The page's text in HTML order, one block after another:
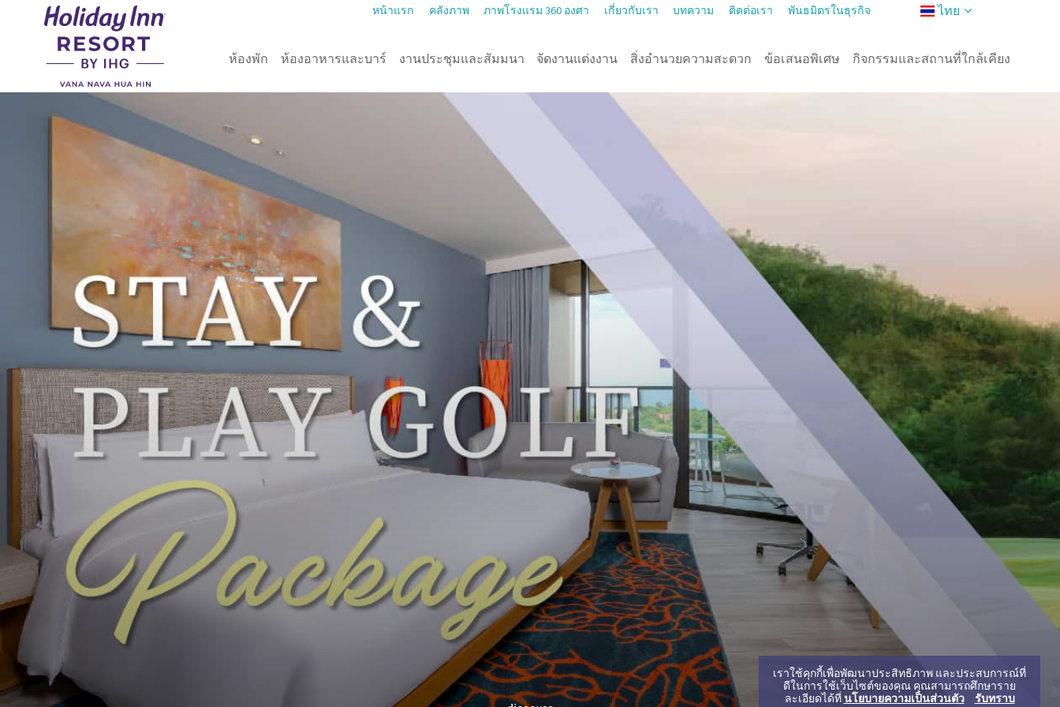
เราใช้คุกกี้เพื่อพัฒนาประสิทธิภาพ และประสบการณ์ที่
ดีในการใช้เว็บไซต์ของคุณ คุณสามารถศึกษาราย
ละเอียดได้ที่ นโยบายความเป็นส่วนตัว รับทราบ
ไทย
ห้องพัก ห้องอาหารและบาร์ งานประชุมและสัมมนา จัดงานแต่งงาน สิ่งอำนวยความสะดวก ข้อเสนอพิเศษ กิจกรรมและสถานที่ใกล้เคียง
หน้าแรก คลังภาพ ภาพโรงแรม 360 องศา เกี่ยวกับเรา บทความ ติดต่อเรา พันธมิตรในธุรกิจ